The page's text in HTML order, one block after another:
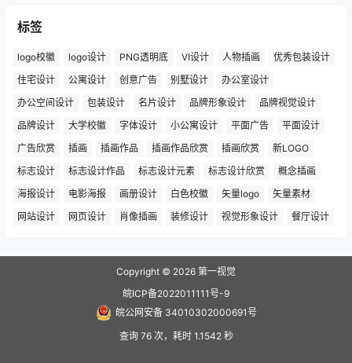
标签
logo校徽 logo设计 PNG透明底 VI设计 人物插画
优秀包装设计
住宅设计
公寓设计 创意广告 别墅设计
办公室设计
办公空间设计
包装设计 名片设计 品牌形象设计
品牌视觉设计
品牌设计
大学校徽 字体设计 小公寓设计 平面广告
平面设计
广告欣赏
插画 插画作品 插画作品欣赏 插画欣赏
新LOGO
标志设计
标志设计作品 标志设计元素 标志设计欣赏
概念插画
海报设计
电影海报 画册设计 白色校徽 矢量logo
矢量素材
网站设计
网页设计 肖像插画 装修设计 视觉形象设计 餐厅设计
Copyright © 2026 第一视觉
皖ICP备2022011111号-9
皖公网安备 34010302000691号
查询 76 次，耗时 1.1542 秒